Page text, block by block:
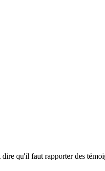
dire qu'il faut rapporter des